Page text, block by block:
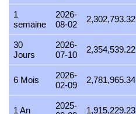
25 juillet 2026 2,334,370.40
24 juillet 2026 2,345,295.79
23 juillet 2026 2,335,421.34
22 juillet 2026 2,385,466.48
21 juillet 2026 2,337,624.26
1
semaine
2026-
08-02
2,302,793.32
30
Jours
2026-
07-10
2,354,539.22
6 Mois
2026-
02-09
2,781,965.34
1 An
2025-
1,915,229.23